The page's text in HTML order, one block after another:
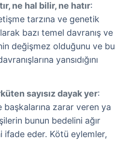
ne hal bilir, ne hatır:
tarzına ve genetik
bazı temel davranış ve
değişmez olduğunu ve bu
yansıdığını
sayısız dayak yer:
başkalarına zarar veren ya
bunun bedelini ağır
ifade eder. Kötü eylemler,